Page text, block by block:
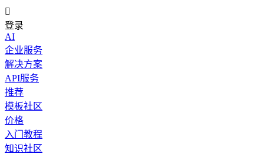

登录
AI
企业服务
解决方案
API服务
推荐
模板社区
价格
入门教程
知识社区